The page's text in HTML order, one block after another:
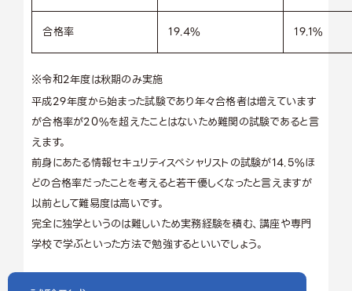
合格率 19.4% 19.1%
※令和2年度は秋期のみ実施
平成29年度から始まった試験であり年々合格者は増えています
が合格率が20%を超えたことはないため難関の試験であると言
えます。
前身にあたる情報セキュリティスペシャリストの試験が14.5%ほ
どの合格率だったことを考えると若干優しくなったと言えますが
以前として難易度は高いです。
完全に独学というのは難しいため実務経験を積む、講座や専門
学校で学ぶといった方法で勉強するといいでしょう。